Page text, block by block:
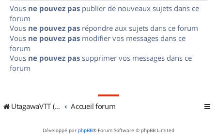
Vous ne pouvez pas publier de nouveaux sujets dans ce
forum
Vous ne pouvez pas répondre aux sujets dans ce forum
Vous ne pouvez pas modifier vos messages dans ce
forum
Vous ne pouvez pas supprimer vos messages dans ce
forum
UtagawaVTT (Randos VTT et VTTAE avec traces GPS) Accueil forum
Développé par phpBB® Forum Software © phpBB Limited